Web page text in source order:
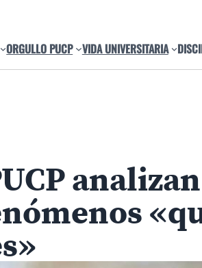
ORGULLO PUCP VIDA UNIVERSITARIA